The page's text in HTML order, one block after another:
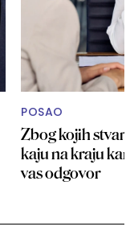
POSAO
Zbog kojih stvari
kaju na kraju
vas odgovor